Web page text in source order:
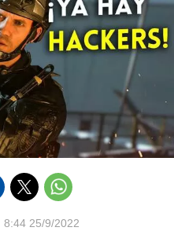
8:44 25/9/2022